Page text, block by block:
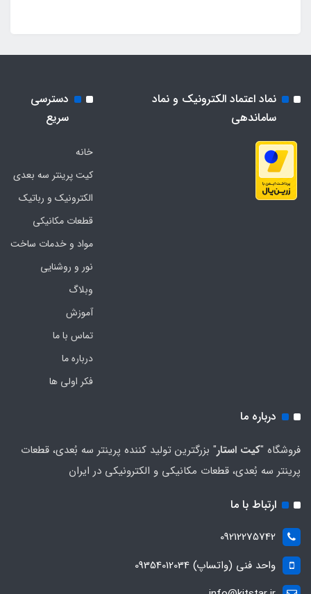
نماد اعتماد الکترونیک و نماد
ساماندهی
دسترسی
سریع
خانه
کیت پرینتر سه بعدی
الکترونیک و رباتیک
قطعات مکانیکی
مواد و خدمات ساخت
نور و روشنایی
وبلاگ
آموزش
تماس با ما
درباره ما
فکر اولی ها
درباره ما
فروشگاه "کیت استار" بزرگترین تولید کننده پرینتر سه بُعدی، قطعات
پرینتر سه بُعدی، قطعات مکانیکی و الکترونیکی در ایران
ارتباط با ما
09212275742
واحد فنی (واتساپ) 09354012034